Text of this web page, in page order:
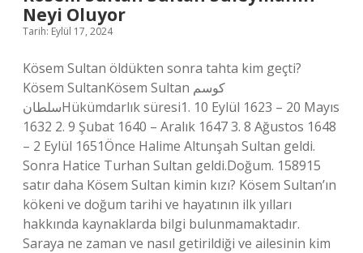
Neyi Oluyor
Tarih: Eylül 17, 2024
Kösem Sultan öldükten sonra tahta kim geçti?
Kösem SultanKösem Sultan كوسم
سلطانHükümdarlık süresi1. 10 Eylül 1623 – 20 Mayıs
1632 2. 9 Şubat 1640 – Aralık 1647 3. 8 Ağustos 1648
– 2 Eylül 1651Önce Halime Altunşah Sultan geldi.
Sonra Hatice Turhan Sultan geldi.Doğum. 158915
satır daha Kösem Sultan kimin kızı? Kösem Sultan’ın
kökeni ve doğum tarihi ve hayatının ilk yılları
hakkında kaynaklarda bilgi bulunmamaktadır.
Saraya ne zaman ve nasıl getirildiği ve ailesinin kim